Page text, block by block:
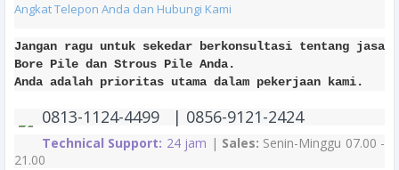
Angkat Telepon Anda dan Hubungi Kami
Jangan ragu untuk sekedar berkonsultasi tentang jasa
Bore Pile dan Strous Pile Anda.
Anda adalah prioritas utama dalam pekerjaan kami.
0813-1124-4499 | 0856-9121-2424
Technical Support: 24 jam | Sales: Senin-Minggu 07.00 -
21.00